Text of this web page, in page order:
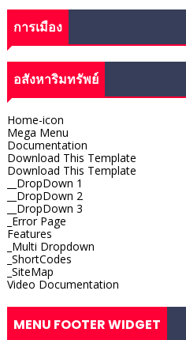
การเมือง
อสังหาริมทรัพย์
Home-icon
Mega Menu
Documentation
Download This Template
Download This Template
__DropDown 1
__DropDown 2
__DropDown 3
_Error Page
Features
_Multi Dropdown
_ShortCodes
_SiteMap
Video Documentation
MENU FOOTER WIDGET